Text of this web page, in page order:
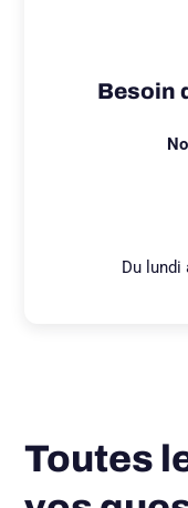
Besoin
Du lundi
Toutes